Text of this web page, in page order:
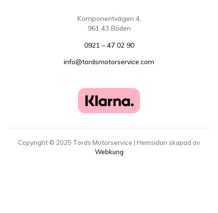
Komponentvägen 4,
961 43 Boden
0921 – 47 02 90
info@tordsmotorservice.com
Copyright © 2025 Tords Motorservice | Hemsidan skapad av
Webkung